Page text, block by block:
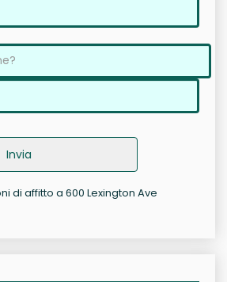
Invia
di affitto a 600 Lexington Ave